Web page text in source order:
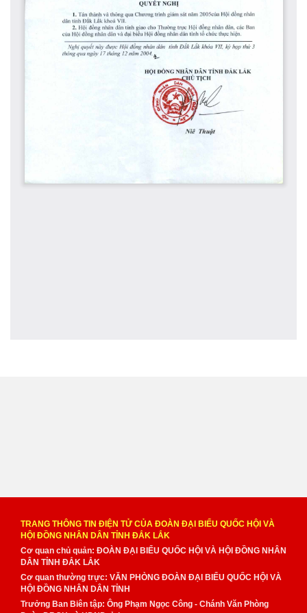
TRANG THÔNG TIN ĐIỆN TỬ CỦA ĐOÀN ĐẠI BIỂU QUỐC HỘI VÀ
HỘI ĐỒNG NHÂN DÂN TỈNH ĐẮK LẮK
Cơ quan chủ quản: ĐOÀN ĐẠI BIỂU QUỐC HỘI VÀ HỘI ĐỒNG NHÂN
DÂN TỈNH ĐẮK LẮK
Cơ quan thường trực: VĂN PHÒNG ĐOÀN ĐẠI BIỂU QUỐC HỘI VÀ
HỘI ĐỒNG NHÂN DÂN TỈNH
Trưởng Ban Biên tập: Ông Phạm Ngọc Công - Chánh Văn Phòng